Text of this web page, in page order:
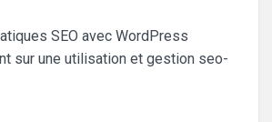
SEO avec WordPress
sur une utilisation et gestion seo-